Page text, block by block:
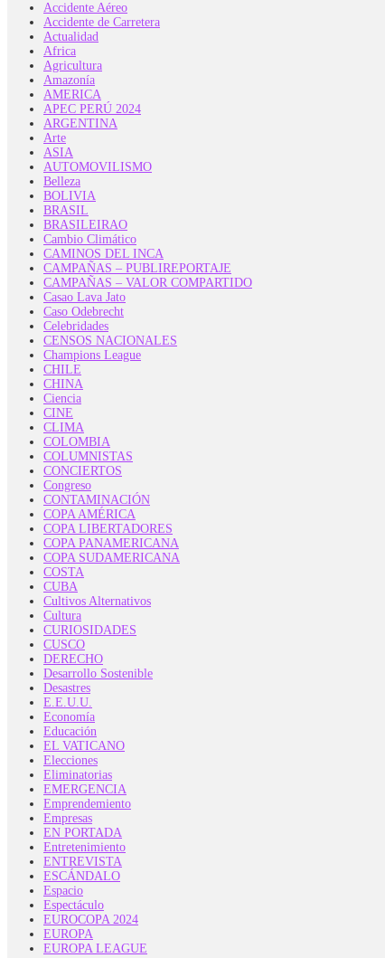
Accidente Aéreo
Accidente de Carretera
Actualidad
Africa
Agricultura
Amazonía
AMERICA
APEC PERÚ 2024
ARGENTINA
Arte
ASIA
AUTOMOVILISMO
Belleza
BOLIVIA
BRASIL
BRASILEIRAO
Cambio Climático
CAMINOS DEL INCA
CAMPAÑAS – PUBLIREPORTAJE
CAMPAÑAS – VALOR COMPARTIDO
Casao Lava Jato
Caso Odebrecht
Celebridades
CENSOS NACIONALES
Champions League
CHILE
CHINA
Ciencia
CINE
CLIMA
COLOMBIA
COLUMNISTAS
CONCIERTOS
Congreso
CONTAMINACIÓN
COPA AMÉRICA
COPA LIBERTADORES
COPA PANAMERICANA
COPA SUDAMERICANA
COSTA
CUBA
Cultivos Alternativos
Cultura
CURIOSIDADES
CUSCO
DERECHO
Desarrollo Sostenible
Desastres
E.E.U.U.
Economía
Educación
EL VATICANO
Elecciones
Eliminatorias
EMERGENCIA
Emprendemiento
Empresas
EN PORTADA
Entretenimiento
ENTREVISTA
ESCÁNDALO
Espacio
Espectáculo
EUROCOPA 2024
EUROPA
EUROPA LEAGUE